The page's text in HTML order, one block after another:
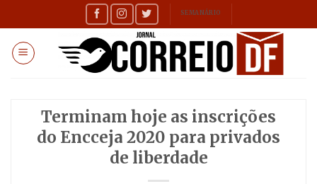
to
content
SEMANÁRIO
Terminam hoje as inscrições
do Encceja 2020 para privados
de liberdade